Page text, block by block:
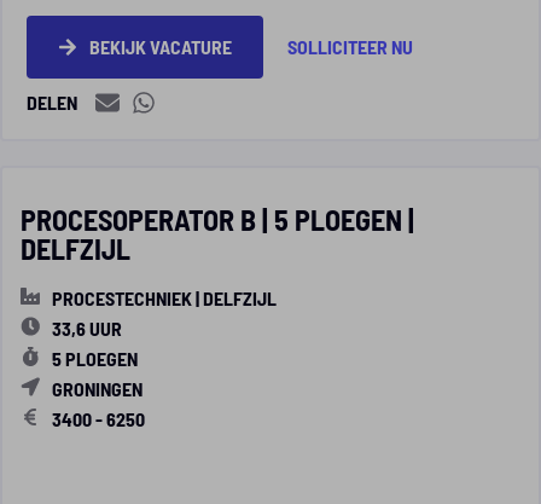
BEKIJK VACATURE SOLLICITEER NU
DELEN
PROCESOPERATOR B | 5 PLOEGEN |
DELFZIJL
PROCESTECHNIEK | DELFZIJL
33,6 UUR
5 PLOEGEN
GRONINGEN
3400 - 6250